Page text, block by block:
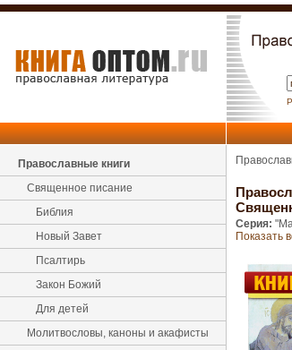
Православные книги
Священное писание
Библия
Новый Завет
Псалтирь
Закон Божий
Для детей
Молитвословы, каноны и акафисты
Серия:
Показать